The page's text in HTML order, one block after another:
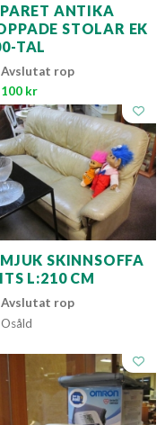
PARET ANTIKA
STOLAR EK
TAL
Avslutat rop
100 kr
MJUK SKINNSOFFA
L:210 CM
Avslutat rop
Osåld